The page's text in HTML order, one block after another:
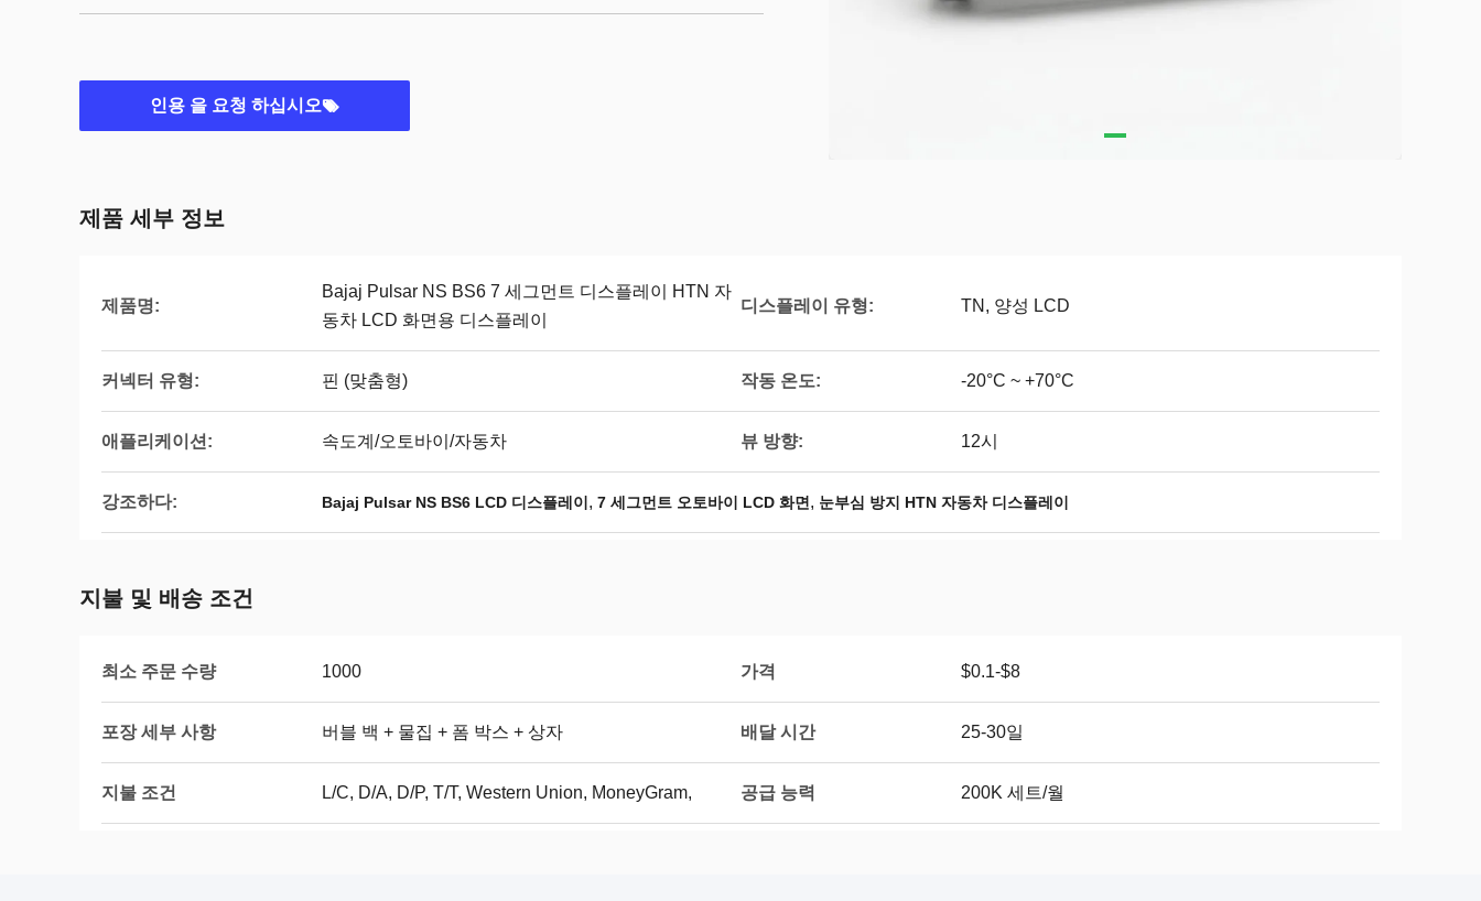
인용 을 요청 하십시오
제품 세부 정보
제품명:
Bajaj Pulsar NS BS6 7 세그먼트 디스플레이 HTN 자
동차 LCD 화면용 디스플레이
디스플레이 유형: TN, 양성 LCD
커넥터 유형: 핀 (맞춤형) 작동 온도: -20°C ~ +70°C
애플리케이션: 속도계/오토바이/자동차 뷰 방향: 12시
강조하다: Bajaj Pulsar NS BS6 LCD 디스플레이 , 7 세그먼트 오토바이 LCD 화면 , 눈부심 방지 HTN 자동차 디스플레이
지불 및 배송 조건
최소 주문 수량 1000 가격 $0.1-$8
포장 세부 사항 버블 백 + 물집 + 폼 박스 + 상자 배달 시간 25-30일
지불 조건 L/C, D/A, D/P, T/T, Western Union, MoneyGram, 공급 능력 200K 세트/월